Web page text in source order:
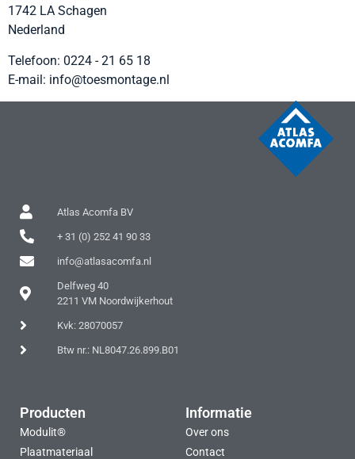
1742 LA Schagen
Nederland
Telefoon: 0224 - 21 65 18
E-mail: info@toesmontage.nl
Atlas Acomfa BV
+ 31 (0) 252 41 90 33
info@atlasacomfa.nl
Delfweg 40
2211 VM Noordwijkerhout
Kvk: 28070057
Btw nr.: NL8047.26.899.B01
Producten
Modulit®
Plaatmateriaal
Informatie
Over ons
Contact